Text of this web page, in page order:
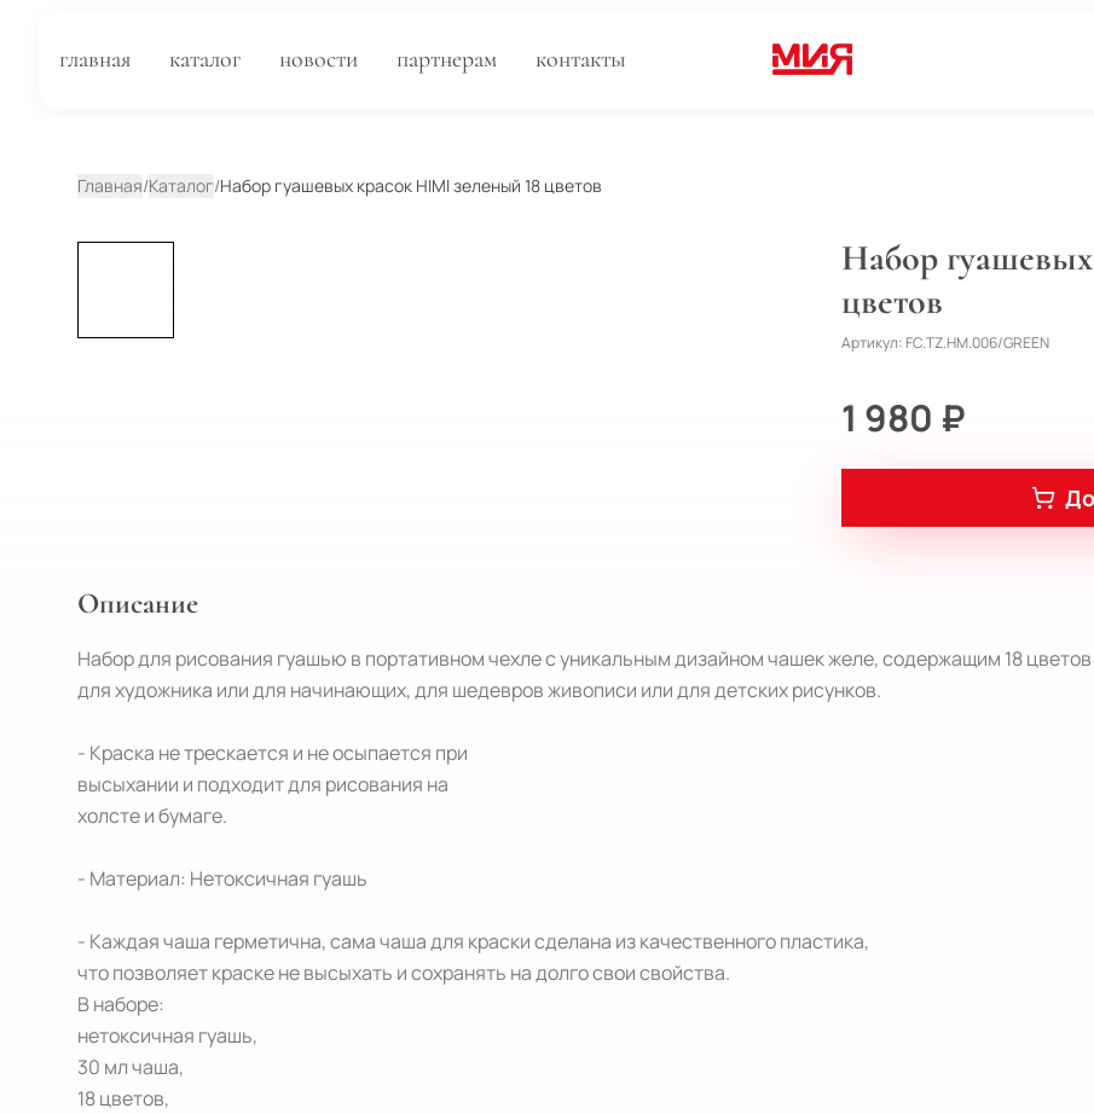
главная каталог новости партнерам контакты
Главная/Каталог/Набор гуашевых красок HIMI зеленый 18 цветов
Набор
цветов
Артикул: FC.TZ.HM.006/GREEN
1 980 ₽
Описание
Набор для рисования гуашью в портативном чехле c уникальным дизайном чашек желе, содержащим 18
для художника или для начинающих, для шедевров живописи или для детских рисунков.
- Краска не трескается и не осыпается при
высыхании и подходит для рисования на
холсте и бумаге.
- Материал: Нетоксичная гуашь
- Каждая чаша герметична, сама чаша для краски сделана из качественного пластика,
что позволяет краске не высыхать и сохранять на долго свои свойства.
В наборе:
нетоксичная гуашь,
30 мл чаша,
18 цветов,